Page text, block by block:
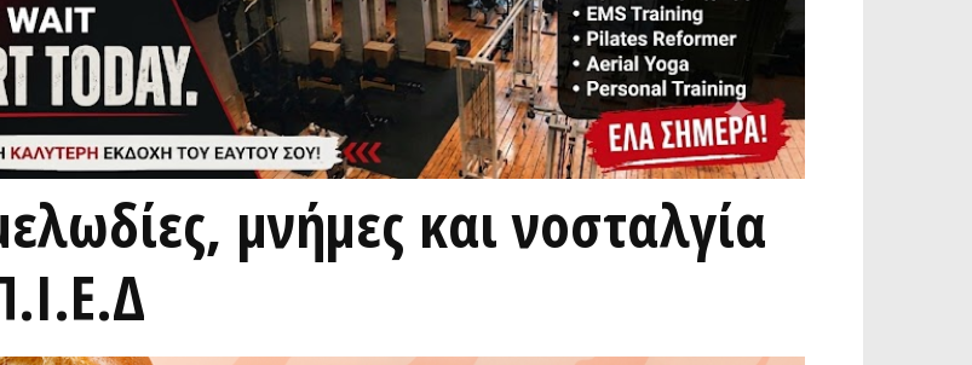
μνήμες και νοσταλγία